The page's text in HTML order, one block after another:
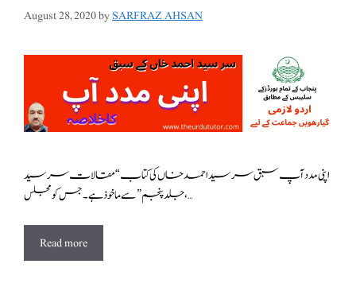
August 28, 2020bySARFRAZ AHSAN
اپنی مدد آپ سبق سر سید احمد خاں کی کتاب “مقالات سر سید
،جلد پنجم” سے ماخوذ ہے۔ جس کومجلس …
Read more